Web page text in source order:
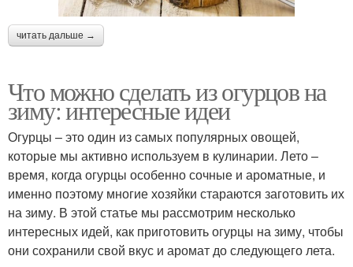
читать дальше →
Что можно сделать из огурцов на
зиму: интересные идеи
Огурцы – это один из самых популярных овощей,
которые мы активно используем в кулинарии. Лето –
время, когда огурцы особенно сочные и ароматные, и
именно поэтому многие хозяйки стараются заготовить их
на зиму. В этой статье мы рассмотрим несколько
интересных идей, как приготовить огурцы на зиму, чтобы
они сохранили свой вкус и аромат до следующего лета.